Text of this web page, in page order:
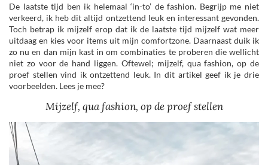
De laatste tijd ben ik helemaal ‘in-to’ de fashion. Begrijp me niet
verkeerd, ik heb dit altijd ontzettend leuk en interessant gevonden.
Toch betrap ik mijzelf erop dat ik de laatste tijd mijzelf wat meer
uitdaag en kies voor items uit mijn comfortzone. Daarnaast duik ik
zo nu en dan mijn kast in om combinaties te proberen die wellicht
niet zo voor de hand liggen. Oftewel; mijzelf, qua fashion, op de
proef stellen vind ik ontzettend leuk. In dit artikel geef ik je drie
voorbeelden. Lees je mee?
Mijzelf, qua fashion, op de proef stellen